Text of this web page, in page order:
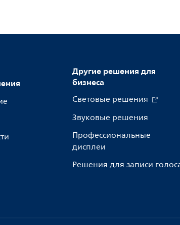
Другие решения для
бизнеса
Световые решения
Звуковые решения
Профессиональные
дисплеи
Решения для записи